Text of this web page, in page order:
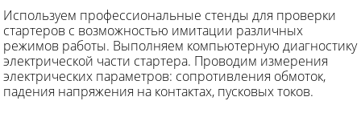
Используем профессиональные стенды для проверки
стартеров с возможностью имитации различных
режимов работы. Выполняем компьютерную диагностику
электрической части стартера. Проводим измерения
электрических параметров: сопротивления обмоток,
падения напряжения на контактах, пусковых токов.